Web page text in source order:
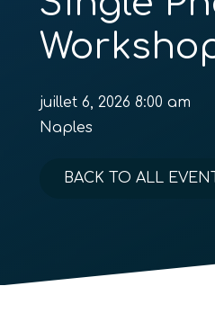
juillet 6, 2026 8:00 am
Naples
BACK TO ALL